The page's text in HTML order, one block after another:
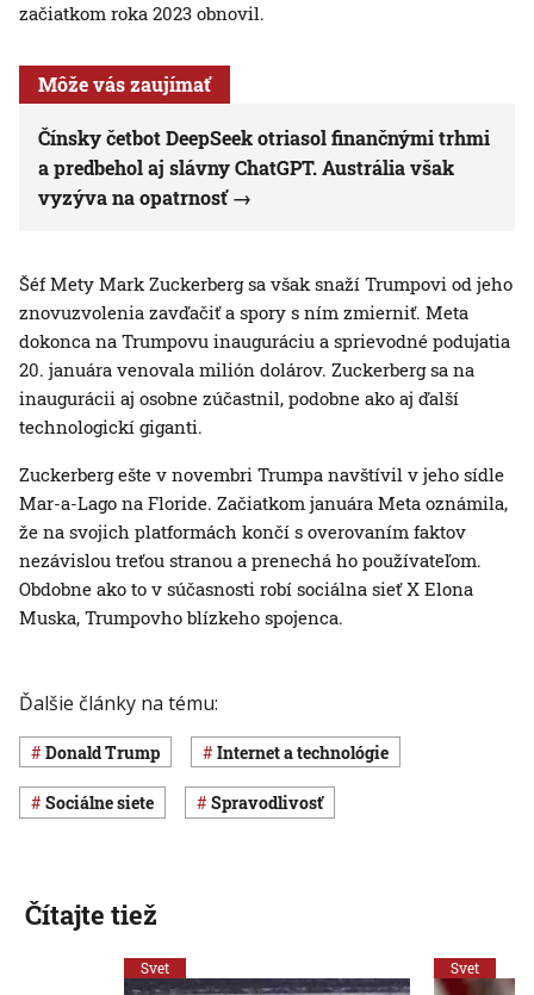
začiatkom roka 2023 obnovil.
Môže vás zaujímať
Čínsky četbot DeepSeek otriasol finančnými trhmi
a predbehol aj slávny ChatGPT. Austrália však
vyzýva na opatrnosť
Šéf Mety Mark Zuckerberg sa však snaží Trumpovi od jeho
znovuzvolenia zavďačiť a spory s ním zmierniť. Meta
dokonca na Trumpovu inauguráciu a sprievodné podujatia
20. januára venovala milión dolárov. Zuckerberg sa na
inaugurácii aj osobne zúčastnil, podobne ako aj ďalší
technologickí giganti.
Zuckerberg ešte v novembri Trumpa navštívil v jeho sídle
Mar-a-Lago na Floride. Začiatkom januára Meta oznámila,
že na svojich platformách končí s overovaním faktov
nezávislou treťou stranou a prenechá ho používateľom.
Obdobne ako to v súčasnosti robí sociálna sieť X Elona
Muska, Trumpovho blízkeho spojenca.
Ďalšie články na tému:
Donald Trump internet a technológie
sociálne siete spravodlivosť
Čítajte tiež
Svet Svet